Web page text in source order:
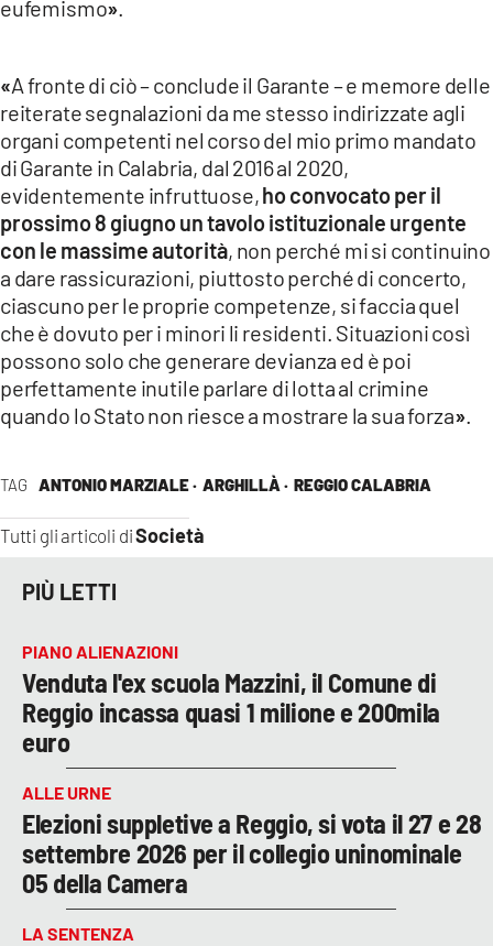
TAG ANTONIO MARZIALE · ARGHILLÀ · REGGIO CALABRIA
Tutti gli articoli diSocietà
eufemismo»
«A fronte di ciò – conclude il Garante – e memore delle
reiterate segnalazioni da me stesso indirizzate agli
organi competenti nel corso del mio primo mandato
di Garante in Calabria, dal 2016 al 2020,
evidentemente infruttuose,ho convocato per il
prossimo 8 giugno un tavolo istituzionale urgente
con le massime autorità, non perché mi si continuino
a dare rassicurazioni, piuttosto perché di concerto,
ciascuno per le proprie competenze, si faccia quel
che è dovuto per i minori li residenti. Situazioni così
possono solo che generare devianza ed è poi
perfettamente inutile parlare di lotta al crimine
quando lo Stato non riesce a mostrare la sua forza».
PIÙ LETTI
PIANO ALIENAZIONI
Venduta l'ex scuola Mazzini, il Comune di
Reggio incassa quasi 1 milione e 200mila
euro
ALLE URNE
Elezioni suppletive a Reggio, si vota il 27 e 28
settembre 2026 per il collegio uninominale
05 della Camera
LA SENTENZA